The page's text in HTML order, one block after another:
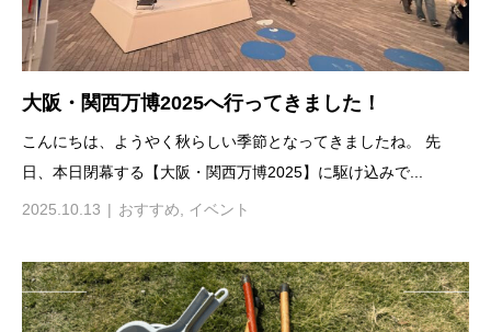
大阪・関西万博2025へ行ってきました！
こんにちは、ようやく秋らしい季節となってきましたね。 先
日、本日閉幕する【大阪・関西万博2025】に駆け込みで...
2025.10.13 おすすめ, イベント